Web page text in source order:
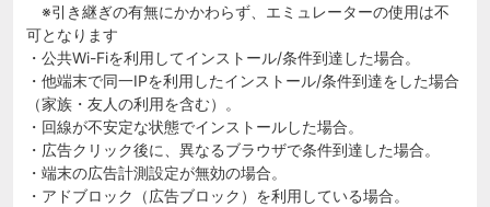
※引き継ぎの有無にかかわらず、エミュレーターの使用は不
可となります
・公共Wi-Fiを利用してインストール/条件到達した場合。
・他端末で同一IPを利用したインストール/条件到達をした場合
（家族・友人の利用を含む）。
・回線が不安定な状態でインストールした場合。
・広告クリック後に、異なるブラウザで条件到達した場合。
・端末の広告計測設定が無効の場合。
・アドブロック（広告ブロック）を利用している場合。